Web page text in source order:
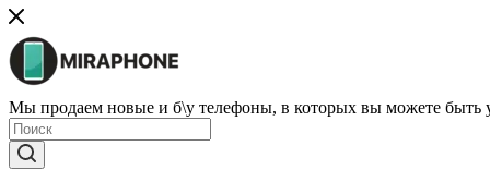
Мы продаем новые и б\у телефоны, в которых вы можете быть